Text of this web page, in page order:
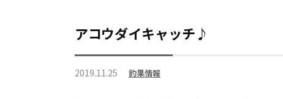
アコウダイキャッチ♪
2019.11.25 釣果情報